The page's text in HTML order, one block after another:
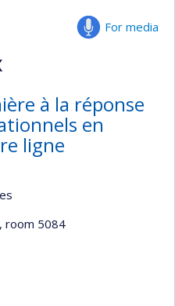
For media
à la réponse
en
ligne
, room 5084